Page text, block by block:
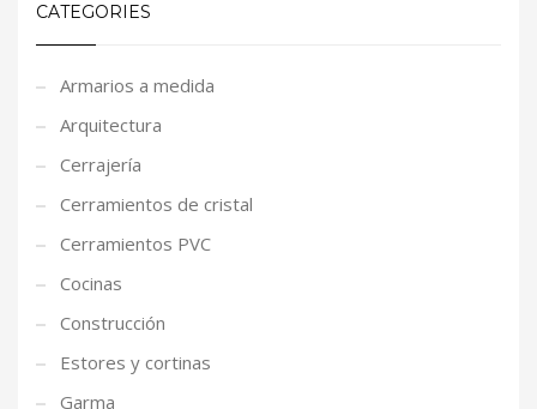
CATEGORIES
Armarios a medida
Arquitectura
Cerrajería
Cerramientos de cristal
Cerramientos PVC
Cocinas
Construcción
Estores y cortinas
Garma